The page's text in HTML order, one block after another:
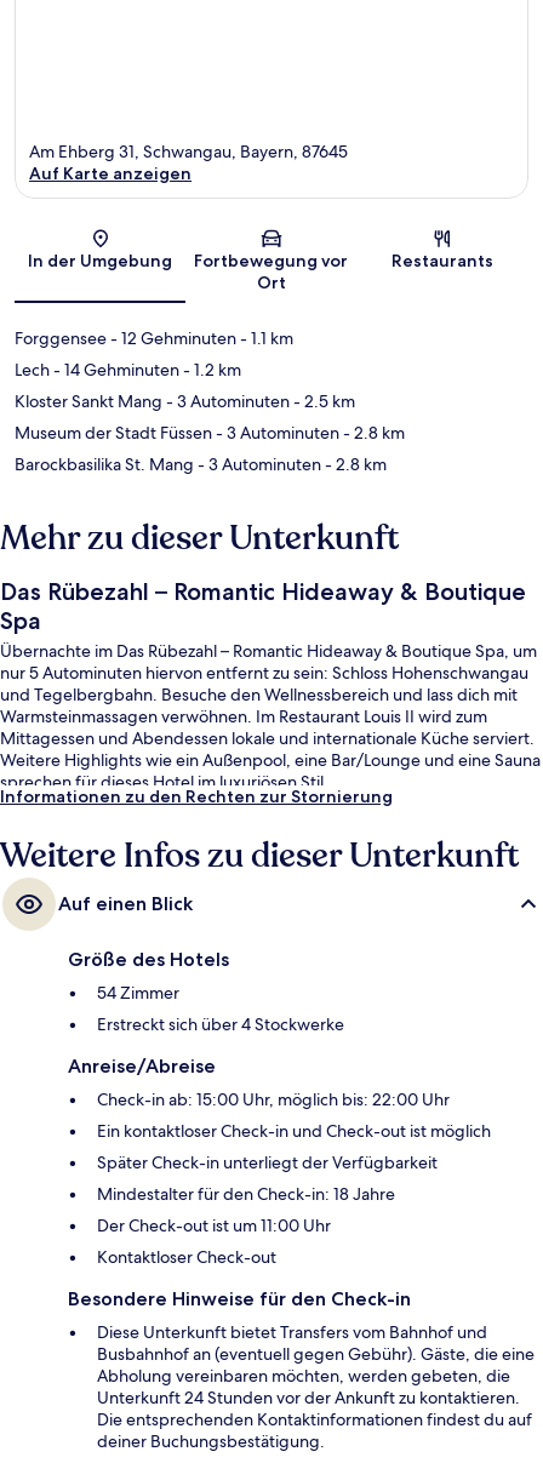
Karte
Am Ehberg 31, Schwangau, Bayern, 87645
Auf Karte anzeigen
In der Umgebung
Fortbewegung vor
Ort
Restaurants
Forggensee- 12 Gehminuten- 1.1 km
Lech- 14 Gehminuten- 1.2 km
Kloster Sankt Mang - 3 Autominuten- 2.5 km
Museum der Stadt Füssen- 3 Autominuten- 2.8 km
Barockbasilika St. Mang - 3 Autominuten- 2.8 km
Mehr zu dieser Unterkunft
Das Rübezahl – Romantic Hideaway & Boutique
Spa
Übernachte im Das Rübezahl – Romantic Hideaway & Boutique Spa, um
nur 5 Autominuten hiervon entfernt zu sein: Schloss Hohenschwangau
und Tegelbergbahn. Besuche den Wellnessbereich und lass dich mit
Warmsteinmassagen verwöhnen. Im Restaurant Louis II wird zum
Mittagessen und Abendessen lokale und internationale Küche serviert.
Weitere Highlights wie ein Außenpool, eine Bar/Lounge und eine Sauna
sprechen für dieses Hotel im luxuriösen Stil.
Informationen zu den Rechten zur Stornierung
Weitere Infos zu dieser Unterkunft
Auf einen Blick
Größe des Hotels
54 Zimmer
Erstreckt sich über 4 Stockwerke
Anreise/Abreise
Check-in ab: 15:00 Uhr, möglich bis: 22:00 Uhr
Ein kontaktloser Check-in und Check-out ist möglich
Später Check-in unterliegt der Verfügbarkeit
Mindestalter für den Check-in: 18 Jahre
Der Check-out ist um 11:00 Uhr
Kontaktloser Check-out
Besondere Hinweise für den Check-in
Diese Unterkunft bietet Transfers vom Bahnhof und
Busbahnhof an (eventuell gegen Gebühr). Gäste, die eine
Abholung vereinbaren möchten, werden gebeten, die
Unterkunft 24 Stunden vor der Ankunft zu kontaktieren.
Die entsprechenden Kontaktinformationen findest du auf
deiner Buchungsbestätigung.